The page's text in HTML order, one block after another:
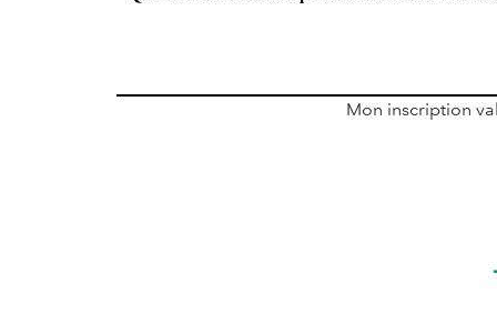
Mon inscription